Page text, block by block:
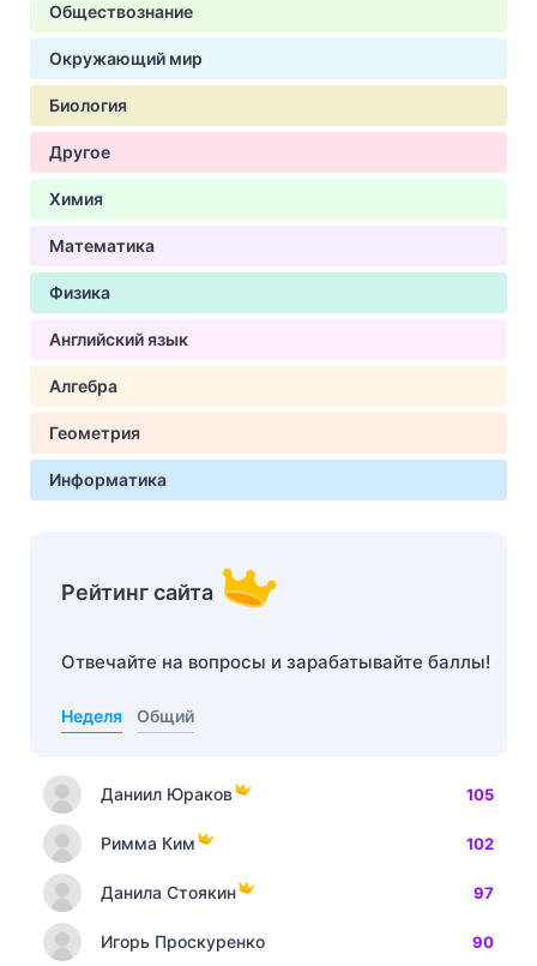
Обществознание
Окружающий мир
Биология
Другое
Химия
Математика
Физика
Английский язык
Алгебра
Геометрия
Информатика
Рейтинг сайта
Отвечайте на вопросы и зарабатывайте баллы!
Неделя Общий
Даниил Юраков 105
Римма Ким 102
Данила Стоякин 97
Игорь Проскуренко 90